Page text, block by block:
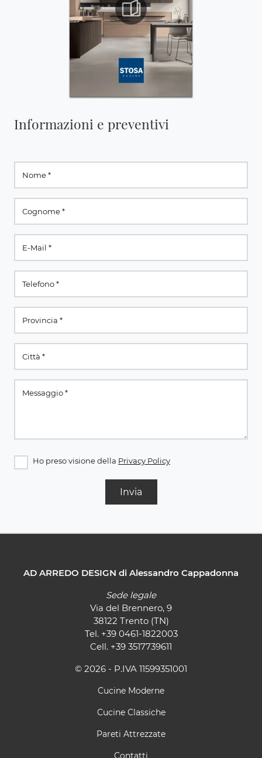
Informazioni e preventivi
Ho preso visione della Privacy Policy
Invia
AD ARREDO DESIGN di Alessandro Cappadonna
Sede legale
Via del Brennero, 9
38122 Trento (TN)
Tel. +39 0461-1822003
Cell. +39 3517739611
© 2026 - P.IVA 11599351001
Cucine Moderne
Cucine Classiche
Pareti Attrezzate
Contatti